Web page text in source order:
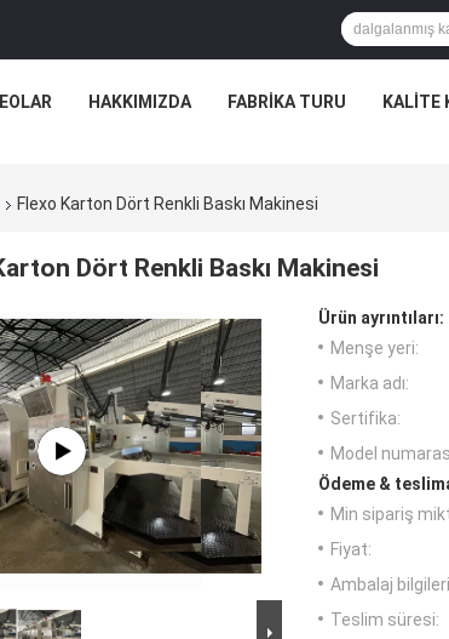
HAKKIMIZDA FABRIKA TURU KALITE
Flexo Karton Dört Renkli Baskı Makinesi
Dört Renkli Baskı Makinesi
Ürün ayrıntıları:
Menşe yeri:
Marka adı:
Sertifika:
Model
Ödeme &
Min sipariş
Fiyat:
Ambalaj
Teslim süresi: